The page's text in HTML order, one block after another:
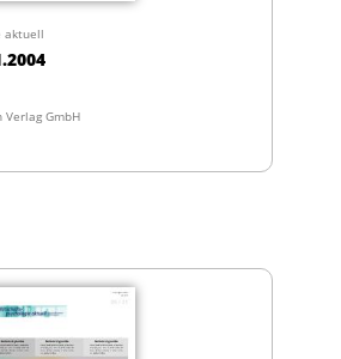
aktuell
Verlag GmbH